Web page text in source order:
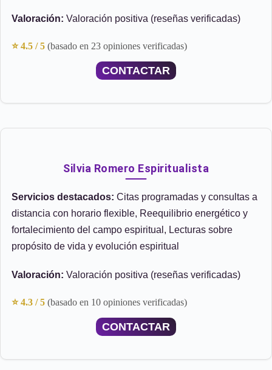
Valoración: Valoración positiva (reseñas verificadas)
⭐ 4.5 / 5 (basado en 23 opiniones verificadas)
CONTACTAR
Silvia Romero Espiritualista
Servicios destacados: Citas programadas y consultas a
distancia con horario flexible, Reequilibrio energético y
fortalecimiento del campo espiritual, Lecturas sobre
propósito de vida y evolución espiritual
Valoración: Valoración positiva (reseñas verificadas)
⭐ 4.3 / 5 (basado en 10 opiniones verificadas)
CONTACTAR